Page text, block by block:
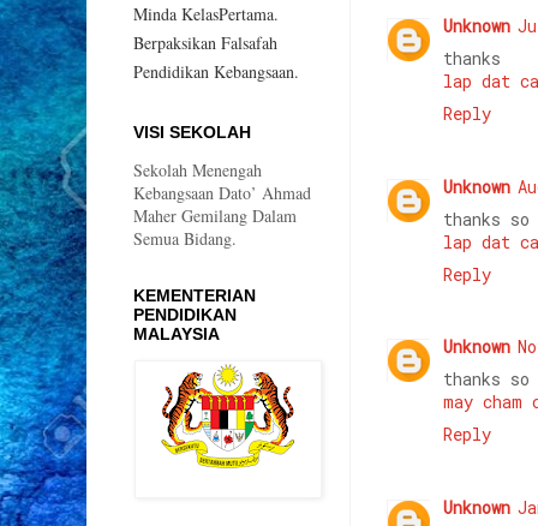
Unknown
thanks
lap dat
Reply
Unknown
thanks so
lap dat
Reply
Unknown
thanks so
may
Reply
Unknown
Minda KelasPertama.
Berpaksikan Falsafah
Pendidikan Kebangsaan.
VISI SEKOLAH
Sekolah Menengah
Kebangsaan Dato’ Ahmad
Maher Gemilang Dalam
Semua Bidang.
KEMENTERIAN
PENDIDIKAN
MALAYSIA